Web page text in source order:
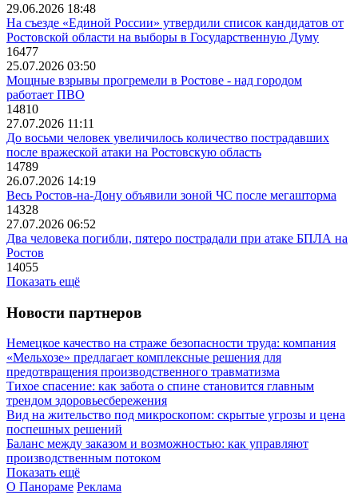
29.06.2026 18:48
На съезде «Единой России» утвердили список кандидатов от
Ростовской области на выборы в Государственную Думу
16477
25.07.2026 03:50
Мощные взрывы прогремели в Ростове - над городом
работает ПВО
14810
27.07.2026 11:11
До восьми человек увеличилось количество пострадавших
после вражеской атаки на Ростовскую область
14789
26.07.2026 14:19
Весь Ростов-на-Дону объявили зоной ЧС после мегашторма
14328
27.07.2026 06:52
Два человека погибли, пятеро пострадали при атаке БПЛА на
Ростов
14055
Показать ещё
Новости партнеров
Немецкое качество на страже безопасности труда: компания
«Мельхозе» предлагает комплексные решения для
предотвращения производственного травматизма
Тихое спасение: как забота о спине становится главным
трендом здоровьесбережения
Вид на жительство под микроскопом: скрытые угрозы и цена
поспешных решений
Баланс между заказом и возможностью: как управляют
производственным потоком
Показать ещё
О Панораме Реклама